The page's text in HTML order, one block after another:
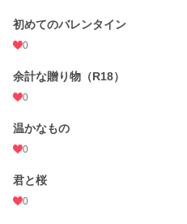
初めてのバレンタイン
0
余計な贈り物（R18）
0
温かなもの
0
君と桜
0